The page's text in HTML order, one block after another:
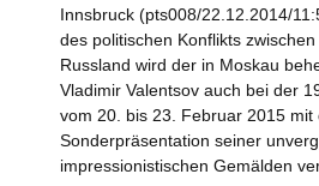
Innsbruck (pts008/22.12.2014/
des politischen Konflikts
Russland wird der in Moskau
Vladimir Valentsov auch bei der
vom 20. bis 23. Februar 2015 mit
Sonderpräsentation seiner
impressionistischen Gemälden